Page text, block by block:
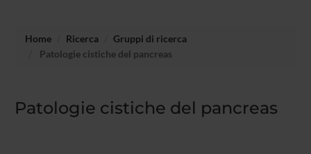
Home Ricerca
Gruppi di ricerca
Patologie cistiche del pancreas
Patologie cistiche del pancreas